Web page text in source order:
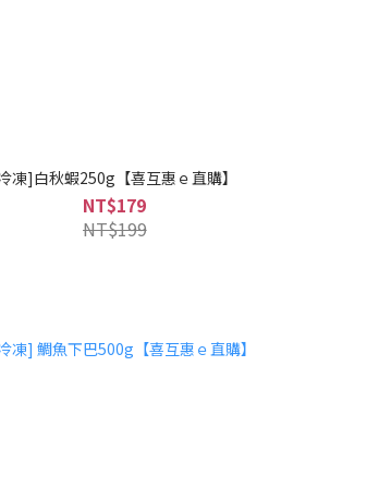
凍]白秋蝦250g【喜互惠ｅ直購】
NT$179
NT$199